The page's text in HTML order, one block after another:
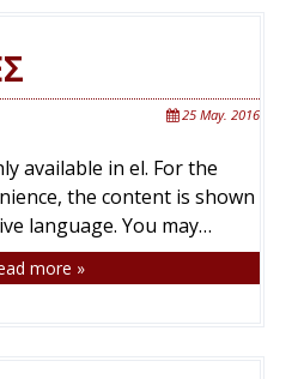
25 May. 2016
available in el. For the
the content is shown
language. You may…
more »